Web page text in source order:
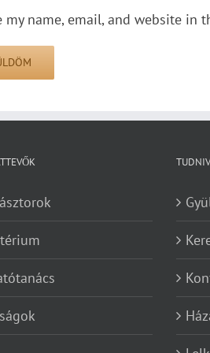
my name, email, and website